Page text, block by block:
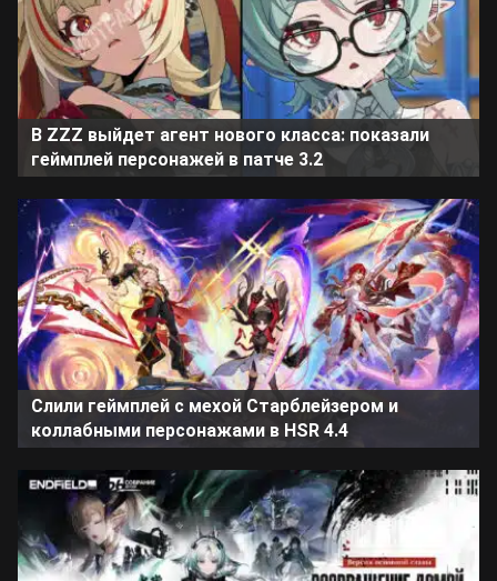
В ZZZ выйдет агент нового класса: показали
геймплей персонажей в патче 3.2
Слили геймплей с мехой Старблейзером и
коллабными персонажами в HSR 4.4